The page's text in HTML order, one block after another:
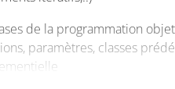
de la programmation
paramètres, classes